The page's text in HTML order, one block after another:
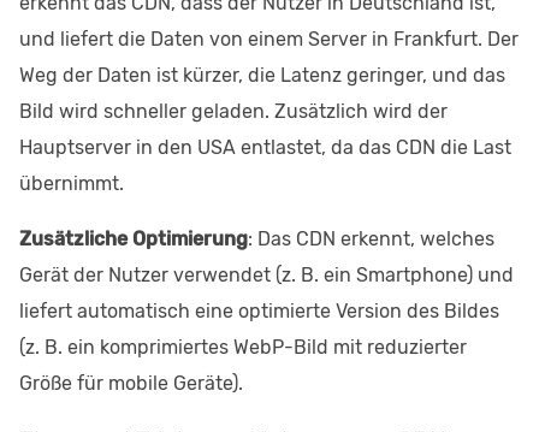
und liefert die Daten von einem Server in Frankfurt. Der
Weg der Daten ist kürzer, die Latenz geringer, und das
Bild wird schneller geladen. Zusätzlich wird der
Hauptserver in den USA entlastet, da das CDN die Last
übernimmt.
Zusätzliche Optimierung: Das CDN erkennt, welches
Gerät der Nutzer verwendet (z. B. ein Smartphone) und
liefert automatisch eine optimierte Version des Bildes
(z. B. ein komprimiertes WebP-Bild mit reduzierter
Größe für mobile Geräte).